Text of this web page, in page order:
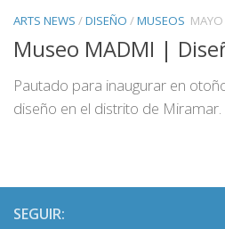
ARTS NEWS /DISEÑO /MUSEOS
Museo MADMI |
Pautado para inaugurar en
diseño en el distrito de Miramar.
SEGUIR: